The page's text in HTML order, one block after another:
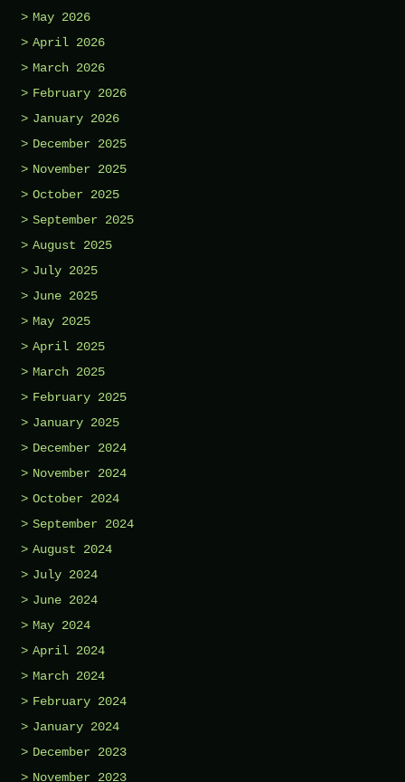
May 2026
April 2026
March 2026
February 2026
January 2026
December 2025
November 2025
October 2025
September 2025
August 2025
July 2025
June 2025
May 2025
April 2025
March 2025
February 2025
January 2025
December 2024
November 2024
October 2024
September 2024
August 2024
July 2024
June 2024
May 2024
April 2024
March 2024
February 2024
January 2024
December 2023
November 2023